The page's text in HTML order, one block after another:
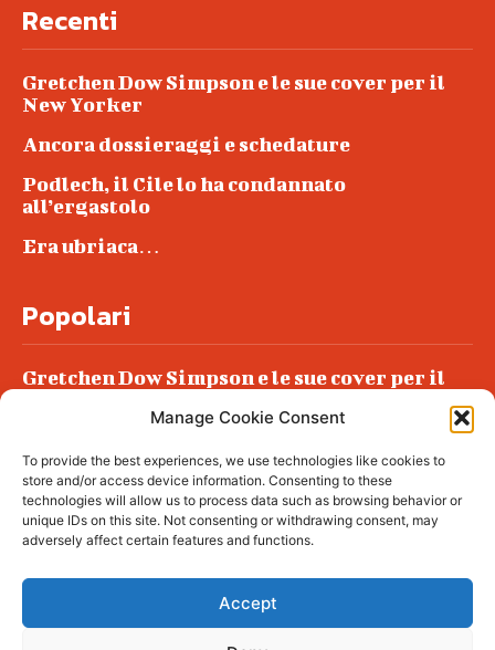
Manage Cookie Consent
To provide the best experiences, we use technologies like cookies to
store and/or access device information. Consenting to these
technologies will allow us to process data such as browsing behavior or
unique IDs on this site. Not consenting or withdrawing consent, may
adversely affect certain features and functions.
Accept
Recenti
Gretchen Dow Simpson e le sue cover per il
New Yorker
Ancora dossieraggi e schedature
Podlech, il Cile lo ha condannato
all’ergastolo
Era ubriaca…
Popolari
Gretchen Dow Simpson e le sue cover per il
Podlech, il Cile lo ha condannato
all’ergastolo
Era ubriaca…